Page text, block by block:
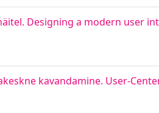
Designing a modern user
kavandamine. User-